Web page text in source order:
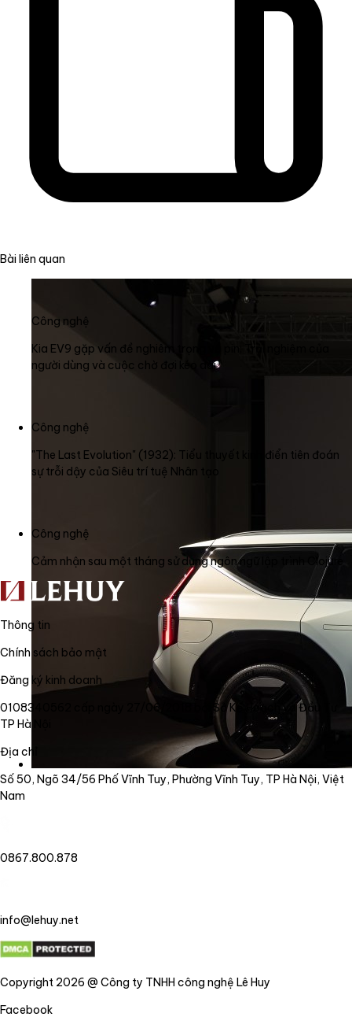
Bài liên quan
Công nghệ
Kia EV9 gặp vấn đề nghiêm trọng về pin: Trải nghiệm của
người dùng và cuộc chờ đợi kéo dài
Công nghệ
"The Last Evolution" (1932): Tiểu thuyết kinh điển tiên đoán
sự trỗi dậy của Siêu trí tuệ Nhân tạo
Công nghệ
Cảm nhận sau một tháng sử dụng ngôn ngữ lập trình Clojure
Thông tin
Chính sách bảo mật
Đăng ký kinh doanh
0108340562 cấp ngày 27/06/2018 bởi Sở Kế Hoạch và Đầu Tư
TP Hà Nội
Địa chỉ
Số 50, Ngõ 34/56 Phố Vĩnh Tuy, Phường Vĩnh Tuy, TP Hà Nội, Việt
Nam
0867.800.878
info@lehuy.net
Copyright 2026 @ Công ty TNHH công nghệ Lê Huy
Facebook